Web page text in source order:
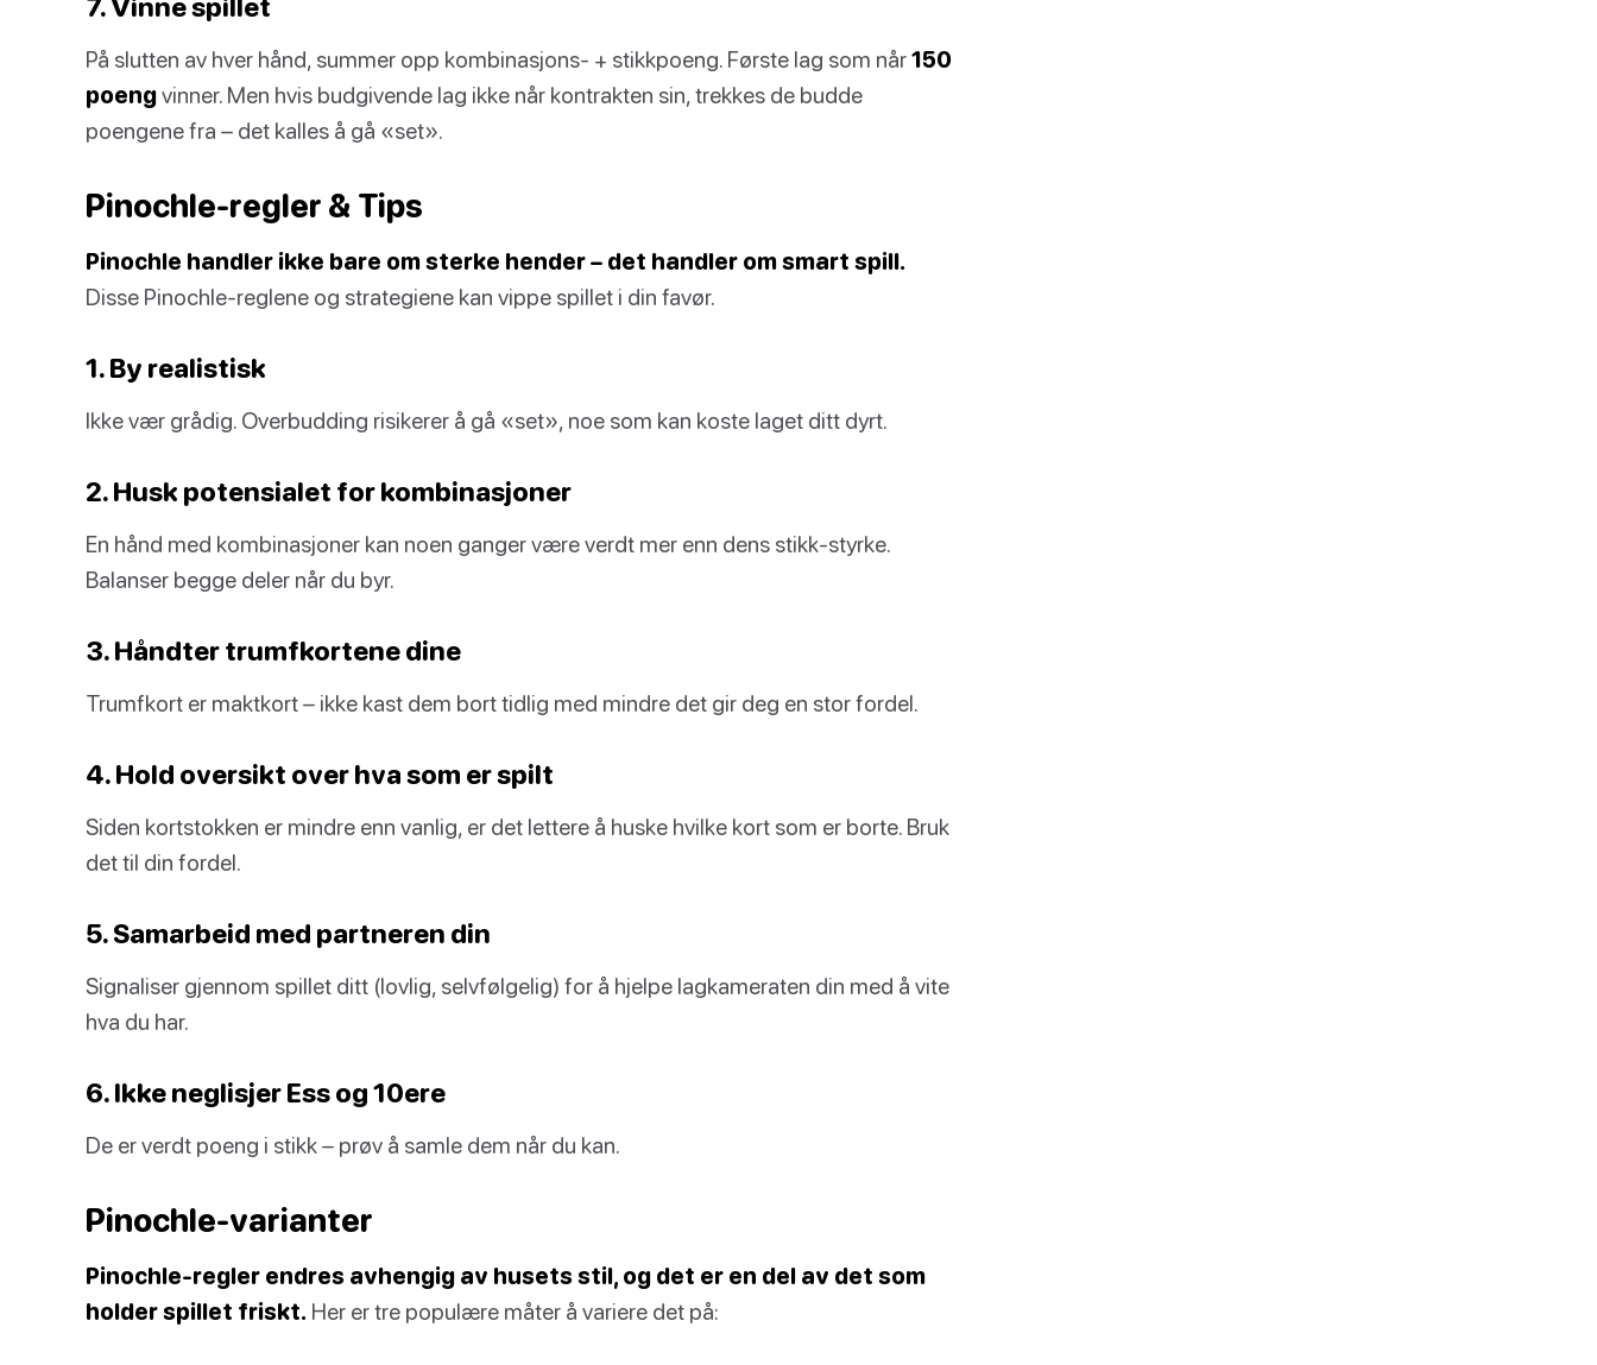
På slutten av hver hånd, summer opp kombinasjons- + stikkpoeng. Første lag som når150
poengvinner. Men hvis budgivende lag ikke når kontrakten sin, trekkes de budde
poengene fra – det kalles å gå «set».
Pinochle-regler & Tips
Pinochle handler ikke bare om sterke hender – det handler om smart spill.
Disse Pinochle-reglene og strategiene kan vippe spillet i din favør.
1. By realistisk
Ikke vær grådig. Overbudding risikerer å gå «set», noe som kan koste laget ditt dyrt.
2. Husk potensialet for kombinasjoner
En hånd med kombinasjoner kan noen ganger være verdt mer enn dens stikk-styrke.
Balanser begge deler når du byr.
3. Håndter trumfkortene dine
Trumfkort er maktkort – ikke kast dem bort tidlig med mindre det gir deg en stor fordel.
4. Hold oversikt over hva som er spilt
Siden kortstokken er mindre enn vanlig, er det lettere å huske hvilke kort som er borte. Bruk
det til din fordel.
5. Samarbeid med partneren din
Signaliser gjennom spillet ditt (lovlig, selvfølgelig) for å hjelpe lagkameraten din med å vite
hva du har.
6. Ikke neglisjer Ess og 10ere
De er verdt poeng i stikk – prøv å samle dem når du kan.
Pinochle-varianter
Pinochle-regler endres avhengig av husets stil, og det er en del av det som
holder spillet friskt. Her er tre populære måter å variere det på: